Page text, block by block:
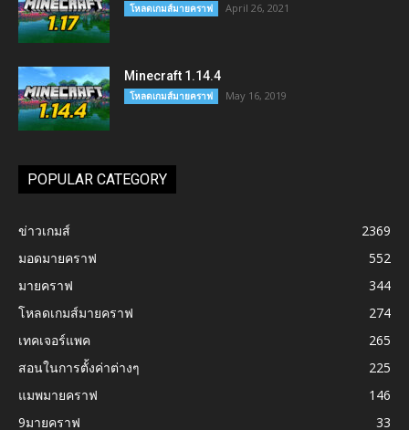
โหลดเกมส์มายคราฟ April 26, 2021
Minecraft 1.14.4
โหลดเกมส์มายคราฟ May 16, 2019
POPULAR CATEGORY
ข่าวเกมส์
2369
มอดมายคราฟ
552
มายคราฟ
344
โหลดเกมส์มายคราฟ
274
เทคเจอร์แพค
265
สอนในการตั้งค่าต่างๆ
225
แมพมายคราฟ
146
9มายคราฟ
33